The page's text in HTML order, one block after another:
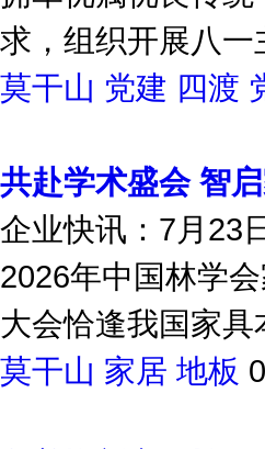
拥军优属优良传
求，组织开展八
莫干山 党建 四渡
共赴学术盛会 智
企业快讯：7月23
2026年中国林学
大会恰逢我国家具
莫干山 家居 地板